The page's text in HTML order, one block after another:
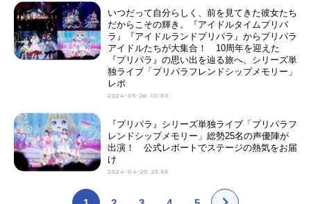
いつだって自分らしく、前を見てきた彼女たち
だからこその輝き。『アイドルタイムプリパ
ラ』『アイドルランドプリパラ』からプリパラ
アイドルたちが大集合！ 10周年を迎えた
『プリパラ』の思い出を辿る旅へ、シリーズ単
独ライブ「プリパラフレンドシップメモリー」
レポ
2024-05-26 10:30
『プリパラ』シリーズ単独ライブ「プリパラフ
レンドシップメモリー」総勢25名の声優陣が
出演！ 公式レポートでステージの熱気をお届
け
2024-04-20 23:55